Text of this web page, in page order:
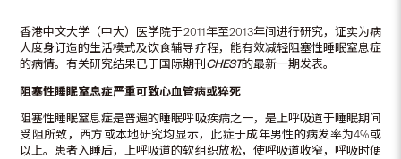
香港中文大学（中大）医学院于2011年至2013年间进行研究，证实为病
人度身订造的生活模式及饮食辅导疗程，能有效减轻阻塞性睡眠窒息症
的病情。有关研究结果已于国际期刊CHEST的最新一期发表。
阻塞性睡眠窒息症严重可致心血管病或猝死
阻塞性睡眠窒息症是普遍的睡眠呼吸疾病之一，是上呼吸道于睡眠期间
受阻所致，西方或本地研究均显示，此症于成年男性的病发率为4%或
以上。患者入睡后，上呼吸道的软组织放松，使呼吸道收窄，呼吸时便